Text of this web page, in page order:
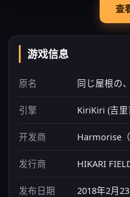
查
游戏信息
原名 同じ屋根の
引擎 KiriKiri (吉
开发商 Harmorise（
发行商 HIKARI
发布日期 2018年2月